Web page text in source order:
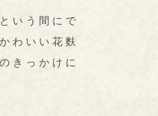
いう間にで
わいい花麩
きっかけに